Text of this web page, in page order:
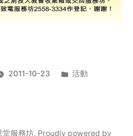
2011-10-23
Posted
活動
on
服
堂服務坊, Proudly powered by